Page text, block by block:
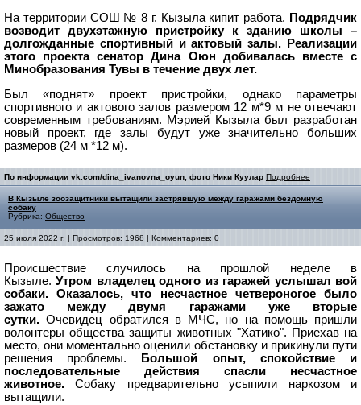
На территории СОШ № 8 г. Кызыла кипит работа. Подрядчик
возводит двухэтажную пристройку к зданию школы –
долгожданные спортивный и актовый залы. Реализации
этого проекта сенатор Дина Оюн добивалась вместе с
Минобразования Тувы в течение двух лет.
Был «поднят» проект пристройки, однако параметры
спортивного и актового залов размером 12 м*9 м не отвечают
современным требованиям. Мэрией Кызыла был разработан
новый проект, где залы будут уже значительно больших
размеров (24 м *12 м).
По информации vk.com/dina_ivanovna_oyun, фото Ники Куулар Подробнее
В Кызыле зоозащитники вытащили застрявшую между гаражами бездомную
собаку
Рубрика: Общество
25 июля 2022 г. | Просмотров: 1968 | Комментариев: 0
Происшествие случилось на прошлой неделе в
Кызыле.Утром владелец одного из гаражей услышал вой
собаки. Оказалось, что несчастное четвероногое было
зажато между двумя гаражами уже вторые
сутки. Очевидец обратился в МЧС, но на помощь пришли
волонтеры общества защиты животных "Хатико". Приехав на
место, они моментально оценили обстановку и прикинули пути
решения проблемы.
Большой опыт, спокойствие и
последовательные действия спасли несчастное
животное.Собаку предварительно усыпили наркозом и
вытащили.